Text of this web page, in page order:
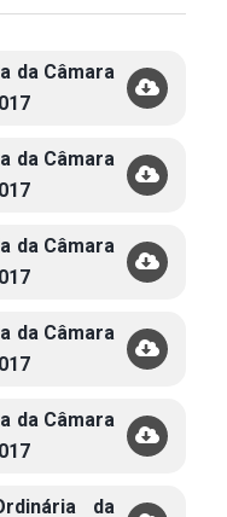
da Câmara
da Câmara
da Câmara
da Câmara
da Câmara
da